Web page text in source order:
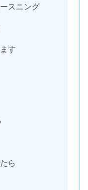
スニング
す
ら